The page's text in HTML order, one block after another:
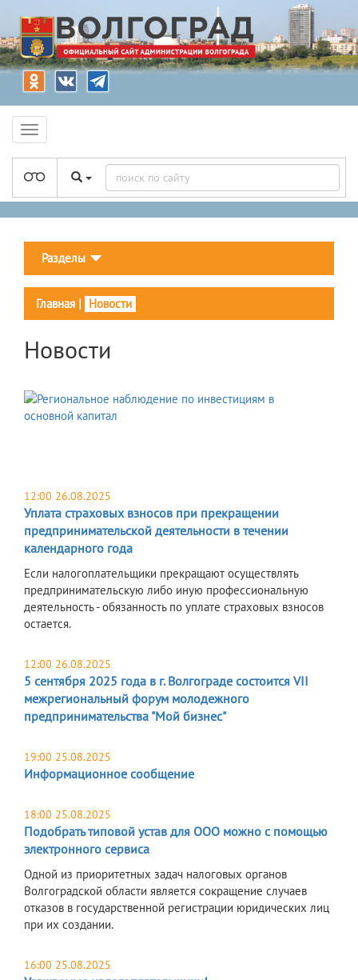
Разделы
Главная | Новости
Новости
12:00 26.08.2025
Уплата страховых взносов при прекращении
предпринимательской деятельности в течении
календарного года
Если налогоплательщики прекращают осуществлять
предпринимательскую либо иную профессиональную
деятельность - обязанность по уплате страховых взносов
остается.
12:00 26.08.2025
5 сентября 2025 года в г. Волгограде состоится VII
межрегиональный форум молодежного
предпринимательства "Мой бизнес"
19:00 25.08.2025
Информационное сообщение
18:00 25.08.2025
Подобрать типовой устав для ООО можно с помощью
электронного сервиса
Одной из приоритетных задач налоговых органов
Волгоградской области является сокращение случаев
отказов в государственной регистрации юридических лиц
при их создании.
16:00 25.08.2025